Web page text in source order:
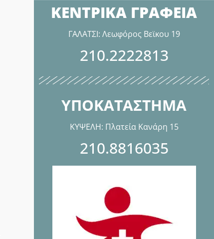
ΚΕΝΤΡΙΚΑ ΓΡΑΦΕΙΑ
ΓΑΛΑΤΣΙ: Λεωφόρος Βεϊκου 19
210.2222813
ΥΠΟΚΑΤΑΣΤΗΜΑ
ΚΥΨΕΛΗ: Πλατεία Κανάρη 15
210.8816035